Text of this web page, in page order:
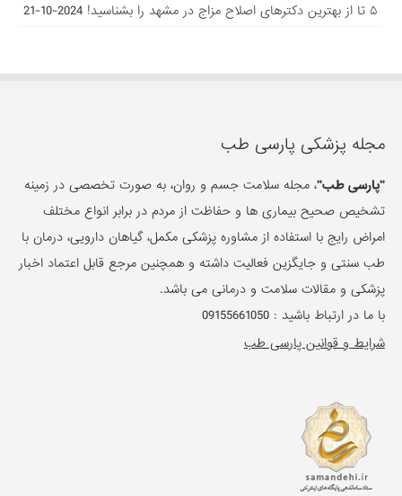
۵ تا از بهترین دکتر‌های اصلاح مزاج در مشهد را بشناسید!
2024-10-21
مجله پزشکی پارسی طب
"پارسی طب"، مجله سلامت جسم و روان، به صورت تخصصی در زمینه
تشخیص صحیح بیماری ها و حفاظت از مردم در برابر انواع مختلف
امراض رایج با استفاده از مشاوره پزشکی مکمل، گیاهان دارویی، درمان با
طب سنتی و جایگزین فعالیت داشته و همچنین مرجع قابل اعتماد اخبار
پزشکی و مقالات سلامت و درمانی می باشد.
با ما در ارتباط باشید :09155661050
شرایط و قوانین پارسی طب